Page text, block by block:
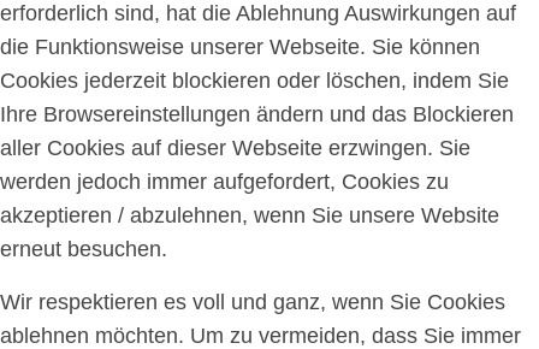
erforderlich sind, hat die Ablehnung Auswirkungen auf
die Funktionsweise unserer Webseite. Sie können
Cookies jederzeit blockieren oder löschen, indem Sie
Ihre Browsereinstellungen ändern und das Blockieren
aller Cookies auf dieser Webseite erzwingen. Sie
werden jedoch immer aufgefordert, Cookies zu
akzeptieren / abzulehnen, wenn Sie unsere Website
erneut besuchen.
Wir respektieren es voll und ganz, wenn Sie Cookies
ablehnen möchten. Um zu vermeiden, dass Sie immer